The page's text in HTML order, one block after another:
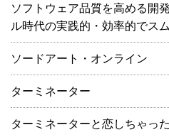
ソフトウェア品質を高める開
ル時代の実践的・効率的でス
ソードアート・オンライン
ターミネーター
ターミネーターと恋しちゃっ